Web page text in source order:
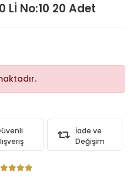
Lİ No:10 20 Adet
İade ve
Değişim